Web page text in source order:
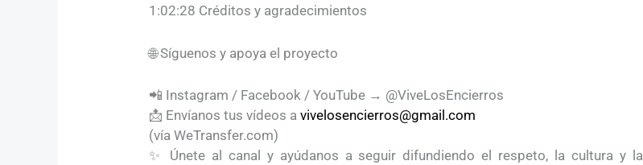
1:02:28 Créditos y agradecimientos
🌐 Síguenos y apoya el proyecto
📲 Instagram / Facebook / YouTube → @ViveLosEncierros
📩 Envíanos tus vídeos avivelosencierros@gmail.com
(vía WeTransfer.com)
✨ Únete al canal y ayúdanos a seguir difundiendo el respeto, la cultura y la